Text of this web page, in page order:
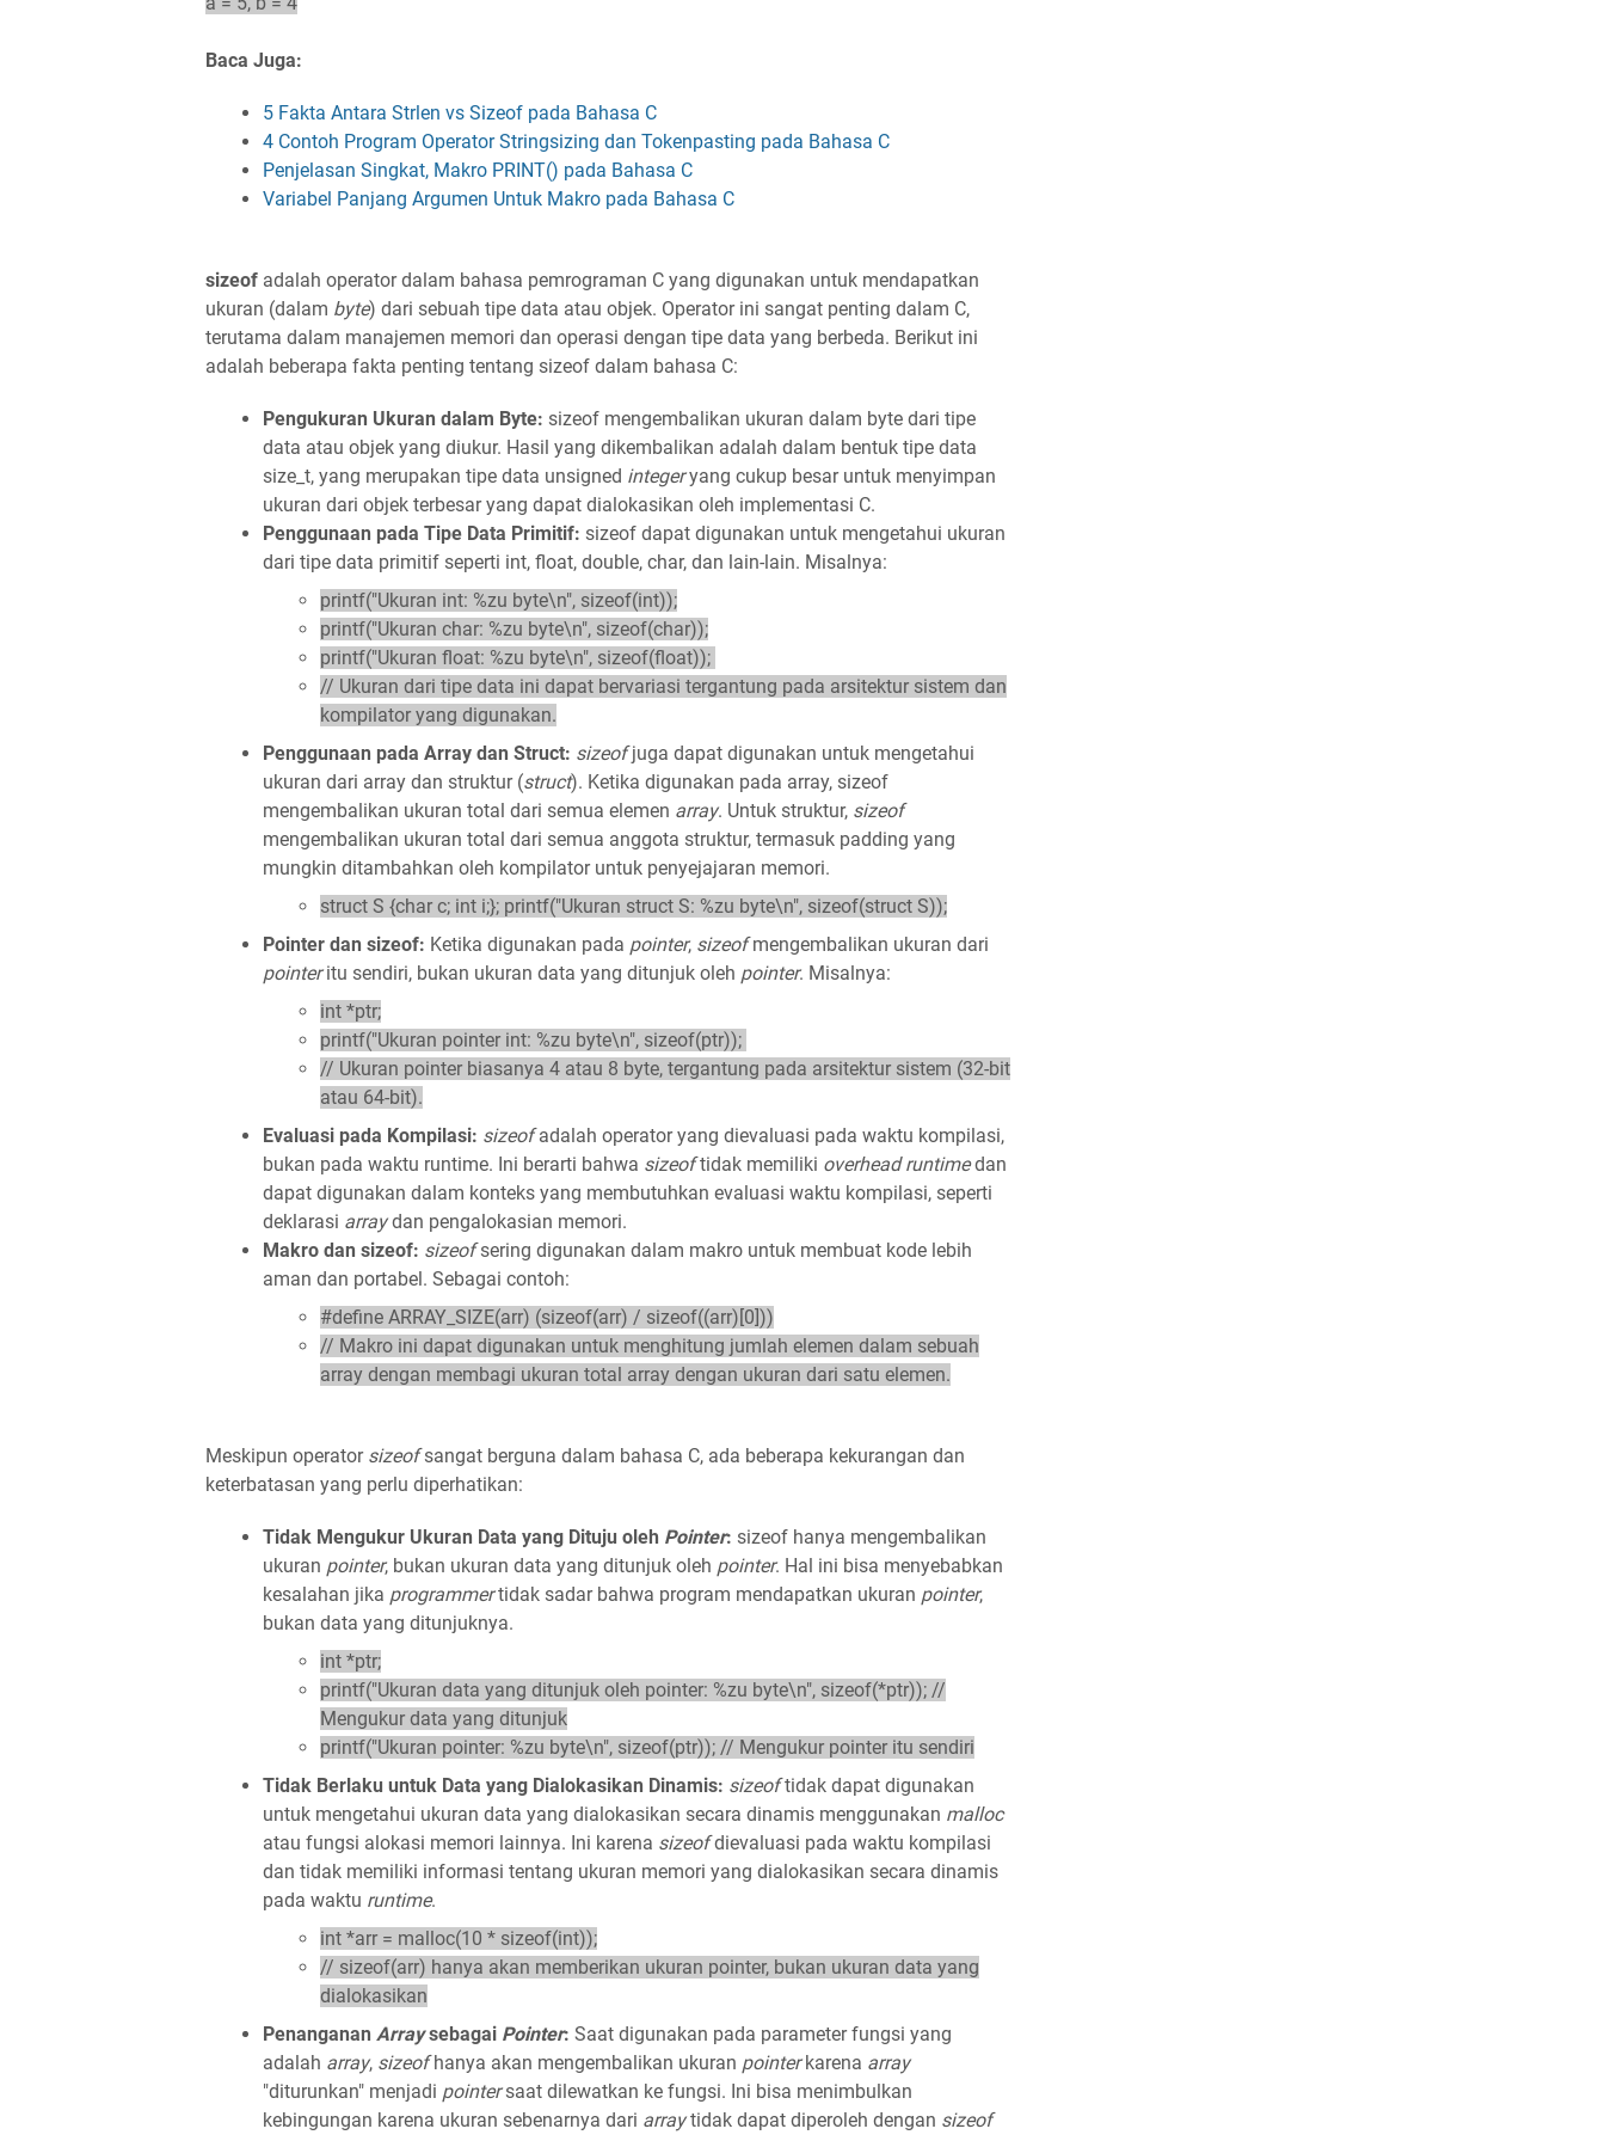
Baca Juga:
5 Fakta Antara Strlen vs Sizeof pada Bahasa C
4 Contoh Program Operator Stringsizing dan Tokenpasting pada Bahasa C
Penjelasan Singkat, Makro PRINT() pada Bahasa C
Variabel Panjang Argumen Untuk Makro pada Bahasa C
sizeof adalah operator dalam bahasa pemrograman C yang digunakan untuk mendapatkan
ukuran (dalam byte) dari sebuah tipe data atau objek. Operator ini sangat penting dalam C,
terutama dalam manajemen memori dan operasi dengan tipe data yang berbeda. Berikut ini
adalah beberapa fakta penting tentang sizeof dalam bahasa C:
Pengukuran Ukuran dalam Byte: sizeof mengembalikan ukuran dalam byte dari tipe
data atau objek yang diukur. Hasil yang dikembalikan adalah dalam bentuk tipe data
size_t, yang merupakan tipe data unsigned integeryang cukup besar untuk menyimpan
ukuran dari objek terbesar yang dapat dialokasikan oleh implementasi C.
Penggunaan pada Tipe Data Primitif: sizeof dapat digunakan untuk mengetahui ukuran
dari tipe data primitif seperti int, float, double, char, dan lain-lain. Misalnya:
printf("Ukuran int: %zu byte\n", sizeof(int));
printf("Ukuran char: %zu byte\n", sizeof(char));
printf("Ukuran float: %zu byte\n", sizeof(float));
// Ukuran dari tipe data ini dapat bervariasi tergantung pada arsitektur sistem dan
kompilator yang digunakan.
Penggunaan pada Array dan Struct: sizeofjuga dapat digunakan untuk mengetahui
ukuran dari array dan struktur (struct). Ketika digunakan pada array, sizeof
mengembalikan ukuran total dari semua elemen array. Untuk struktur, sizeof
mengembalikan ukuran total dari semua anggota struktur, termasuk padding yang
mungkin ditambahkan oleh kompilator untuk penyejajaran memori.
struct S {char c; int i;}; printf("Ukuran struct S: %zu byte\n", sizeof(struct S));
Pointer dan sizeof: Ketika digunakan pada pointer, sizeofmengembalikan ukuran dari
pointeritu sendiri, bukan ukuran data yang ditunjuk oleh pointer. Misalnya:
int *ptr;
printf("Ukuran pointer int: %zu byte\n", sizeof(ptr));
// Ukuran pointer biasanya 4 atau 8 byte, tergantung pada arsitektur sistem (32-bit
atau 64-bit).
Evaluasi pada Kompilasi: sizeofadalah operator yang dievaluasi pada waktu kompilasi,
bukan pada waktu runtime. Ini berarti bahwa sizeoftidak memiliki overhead runtimedan
dapat digunakan dalam konteks yang membutuhkan evaluasi waktu kompilasi, seperti
deklarasi arraydan pengalokasian memori.
Makro dan sizeof: sizeofsering digunakan dalam makro untuk membuat kode lebih
aman dan portabel. Sebagai contoh:
#define ARRAY_SIZE(arr) (sizeof(arr) / sizeof((arr)[0]))
// Makro ini dapat digunakan untuk menghitung jumlah elemen dalam sebuah
array dengan membagi ukuran total array dengan ukuran dari satu elemen.
Meskipun operator sizeofsangat berguna dalam bahasa C, ada beberapa kekurangan dan
keterbatasan yang perlu diperhatikan:
Tidak Mengukur Ukuran Data yang Dituju oleh Pointer: sizeof hanya mengembalikan
ukuran pointer, bukan ukuran data yang ditunjuk oleh pointer. Hal ini bisa menyebabkan
kesalahan jika programmertidak sadar bahwa program mendapatkan ukuran pointer,
bukan data yang ditunjuknya.
int *ptr;
printf("Ukuran data yang ditunjuk oleh pointer: %zu byte\n", sizeof(*ptr)); //
Mengukur data yang ditunjuk
printf("Ukuran pointer: %zu byte\n", sizeof(ptr)); // Mengukur pointer itu sendiri
Tidak Berlaku untuk Data yang Dialokasikan Dinamis: sizeoftidak dapat digunakan
untuk mengetahui ukuran data yang dialokasikan secara dinamis menggunakan malloc
atau fungsi alokasi memori lainnya. Ini karena sizeofdievaluasi pada waktu kompilasi
dan tidak memiliki informasi tentang ukuran memori yang dialokasikan secara dinamis
pada waktu runtime.
int *arr = malloc(10 * sizeof(int));
// sizeof(arr) hanya akan memberikan ukuran pointer, bukan ukuran data yang
dialokasikan
Penanganan Arraysebagai Pointer: Saat digunakan pada parameter fungsi yang
adalah array, sizeofhanya akan mengembalikan ukuran pointerkarena array
"diturunkan" menjadi pointersaat dilewatkan ke fungsi. Ini bisa menimbulkan
kebingungan karena ukuran sebenarnya dari arraytidak dapat diperoleh dengan sizeof